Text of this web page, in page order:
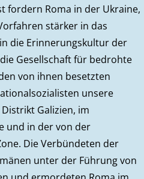
fordern Roma in der Ukraine,
stärker in das
die Erinnerungskultur der
Gesellschaft für bedrohte
von ihnen besetzten
unsere
Galizien, im
und in der von der
Die Verbündeten der
unter der Führung von